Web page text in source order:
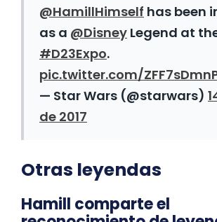
@HamillHimself has been
as a @Disney Legend at
#D23Expo.
pic.twitter.com/
— Star Wars (@starwars)
de 2017
Otras leyendas
Hamill comparte el